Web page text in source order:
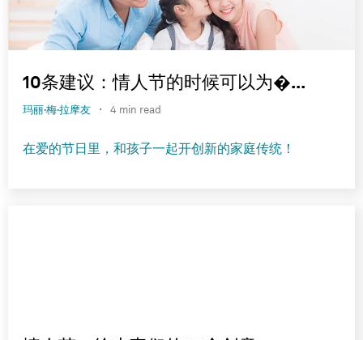
10条建议：情人节的时候可以为�...
玛丽·梅·拉摩友 · 4 min read
在爱的节日里，和孩子一起开创新的家庭传统！